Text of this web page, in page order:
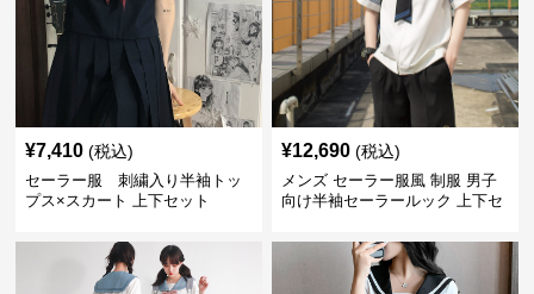
¥7,410 (税込)
セーラー服 刺繍入り半袖トッ
プス×スカート 上下セット
¥12,690 (税込)
メンズ セーラー服風 制服 男子
向け半袖セーラールック 上下セ